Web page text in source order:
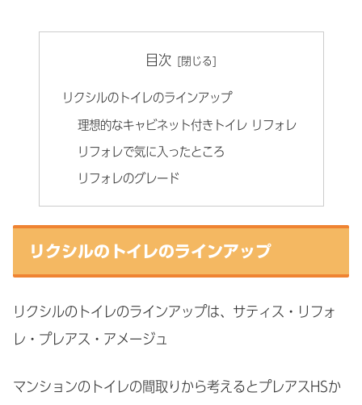
目次
リクシルのトイレのラインアップ
理想的なキャビネット付きトイレ リフォレ
リフォレで気に入ったところ
リフォレのグレード
リクシルのトイレのラインアップ
リクシルのトイレのラインアップは、サティス・リフォ
レ・プレアス・アメージュ
マンションのトイレの間取りから考えるとプレアスHSか